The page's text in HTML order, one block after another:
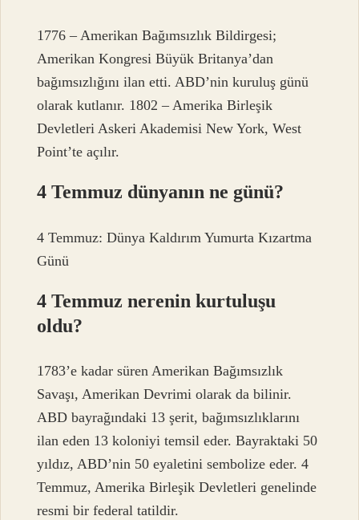
1776 – Amerikan Bağımsızlık Bildirgesi;
Amerikan Kongresi Büyük Britanya’dan
bağımsızlığını ilan etti. ABD’nin kuruluş günü
olarak kutlanır. 1802 – Amerika Birleşik
Devletleri Askeri Akademisi New York, West
Point’te açılır.
4 Temmuz dünyanın ne günü?
4 Temmuz: Dünya Kaldırım Yumurta Kızartma
Günü
4 Temmuz nerenin kurtuluşu
oldu?
1783’e kadar süren Amerikan Bağımsızlık
Savaşı, Amerikan Devrimi olarak da bilinir.
ABD bayrağındaki 13 şerit, bağımsızlıklarını
ilan eden 13 koloniyi temsil eder. Bayraktaki 50
yıldız, ABD’nin 50 eyaletini sembolize eder. 4
Temmuz, Amerika Birleşik Devletleri genelinde
resmi bir federal tatildir.